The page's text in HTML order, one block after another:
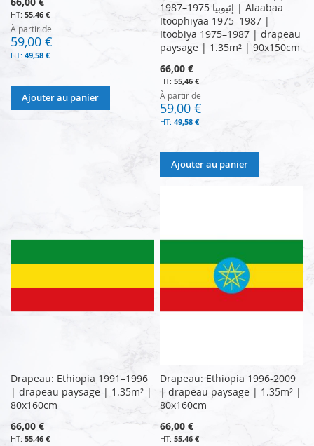
55,46 €
À partir de
59,00 €
49,58 €
Ajouter au panier
إثيوبيا 1975–1987 | Alaabaa
Itoophiyaa 1975–1987 |
Itoobiya 1975–1987 | drapeau
paysage | 1.35m² | 90x150cm
66,00 €
55,46 €
À partir de
59,00 €
49,58 €
Ajouter au panier
Drapeau: Ethiopia 1991–1996
| drapeau paysage | 1.35m² |
80x160cm
66,00 €
55,46 €
Drapeau: Ethiopia 1996-2009
| drapeau paysage | 1.35m² |
80x160cm
66,00 €
55,46 €